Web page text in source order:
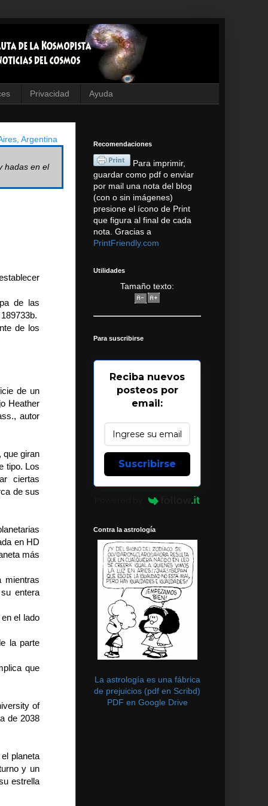
Privacidad Ayuda
Argentina
hadas en el
de las
de los
de un
Heather
autor
que giran
tipo. Los
ciertas
de sus
en HD
más
mientras
entera
el lado
la parte
que
of
de 2038
planeta
y un
estrella
Recomendaciones
Para imprimir,
guardar como pdf o enviar
por mail una nota del blog
(con o sin imágenes)
presione el ícono de Print
que figura al final de cada
nota. Gracias a
PrintFriendly.com
Utilidades
Tamaño texto:
Para suscribirse
Reciba nuevos
posteos por
email:
Suscribirse
Contra la astrología
La astrología es una fábrica
de prejuicios (pdf en Scribd)
PDF en Google Drive